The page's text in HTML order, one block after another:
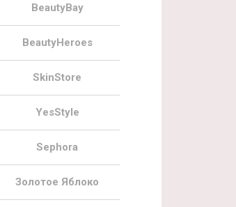
BeautyBay
BeautyHeroes
SkinStore
YesStyle
Sephora
Золотое Яблоко